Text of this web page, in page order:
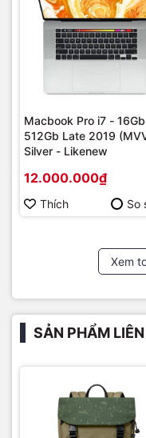
Đế tản nhiệt Jcpal
các loại có kích thước
tản nhiệt này, người
Macshop24h.vn-
Email:
Macbook Pro i7 -
512Gb Late 2019
Silver - Likenew
12.000.000₫
Thích So
Xem
SẢN PHẨM